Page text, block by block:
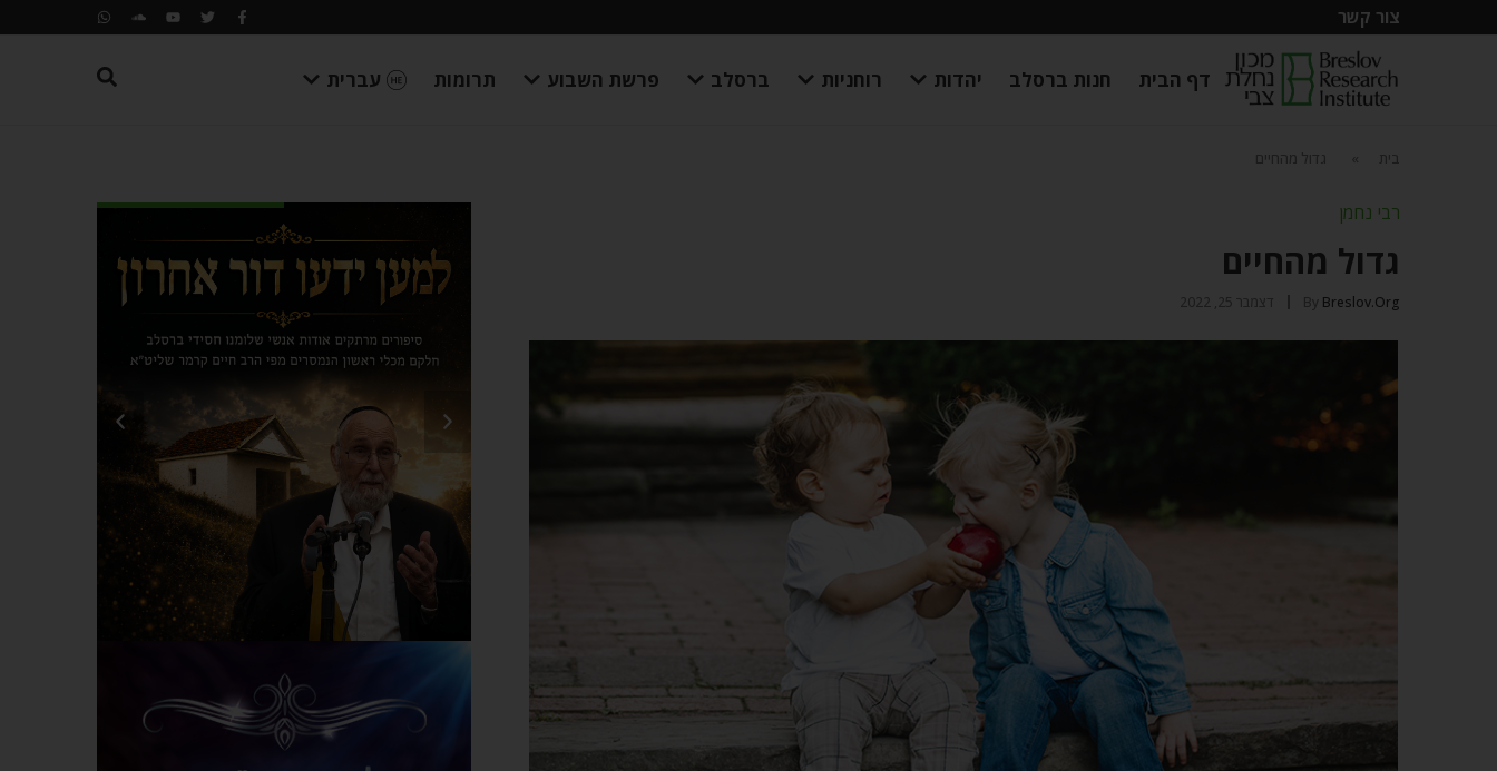
צור קשר
דף הבית חנות ברסלב יהדות רוחניות ברסלב פרשת השבוע תרומות עברית
בית גדול מהחיים
רבי נחמן
גדול מהחיים
By Breslov.org דצמבר 25, 2022